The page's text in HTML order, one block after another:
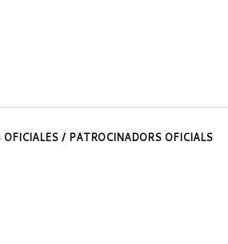
OFICIALES / PATROCINADORS OFICIALS